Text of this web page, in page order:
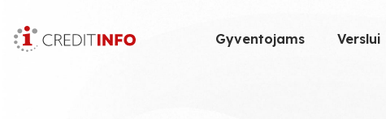
Gyventojams Verslui